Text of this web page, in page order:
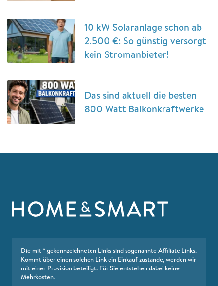
10 kW Solaranlage schon ab
2.500 €: So günstig versorgt
kein Stromanbieter!
Das sind aktuell die besten
800 Watt Balkonkraftwerke
Die mit * gekennzeichneten Links sind sogenannte Affiliate Links.
Kommt über einen solchen Link ein Einkauf zustande, werden wir
mit einer Provision beteiligt. Für Sie entstehen dabei keine
Mehrkosten.